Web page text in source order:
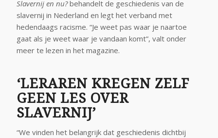
Slavernijen nu?behandelt de geschiedenis van de
slavernij in Nederland en legt het verband met
hedendaags racisme. “Je weet pas waar je naartoe
gaat als je weet waar je vandaan komt”, valt onder
meer te lezen in het magazine.
‘LERAREN KREGEN ZELF
GEEN LES OVER
SLAVERNIJ’
“We vinden het belangrijk dat geschiedenis dichtbij